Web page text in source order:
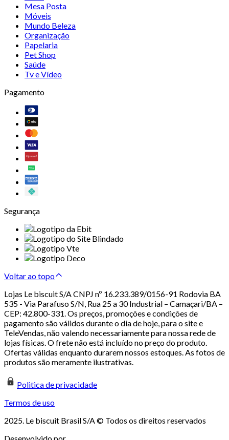
Mesa Posta
Móveis
Mundo Beleza
Organização
Papelaria
Pet Shop
Saúde
Tv e Vídeo
Pagamento
Segurança
Voltar ao topo
Lojas Le biscuit S/A CNPJ nº 16.233.389/0156-91 Rodovia BA
535 - Via Parafuso S/N, Rua 25 a 30 Industrial – Camaçari/BA –
CEP: 42.800-331. Os preços, promoções e condições de
pagamento são válidos durante o dia de hoje, para o site e
TeleVendas, não valendo necessariamente para nossa rede de
lojas físicas. O frete não está incluído no preço do produto.
Ofertas válidas enquanto durarem nossos estoques. As fotos de
produtos são meramente ilustrativas.
Politica de privacidade
Termos de uso
2025. Le biscuit Brasil S/A © Todos os direitos reservados